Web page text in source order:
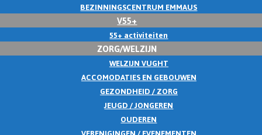
BEZINNINGSCENTRUM EMMAUS
V55+
55+ activiteiten
ZORG/WELZIJN
WELZIJN VUGHT
ACCOMODATIES EN GEBOUWEN
GEZONDHEID / ZORG
JEUGD / JONGEREN
OUDEREN